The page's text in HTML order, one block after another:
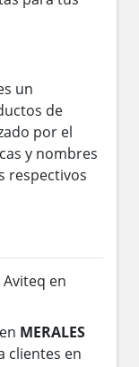
un
de
por el
y nombres
respectivos
en
en MERALES
clientes en